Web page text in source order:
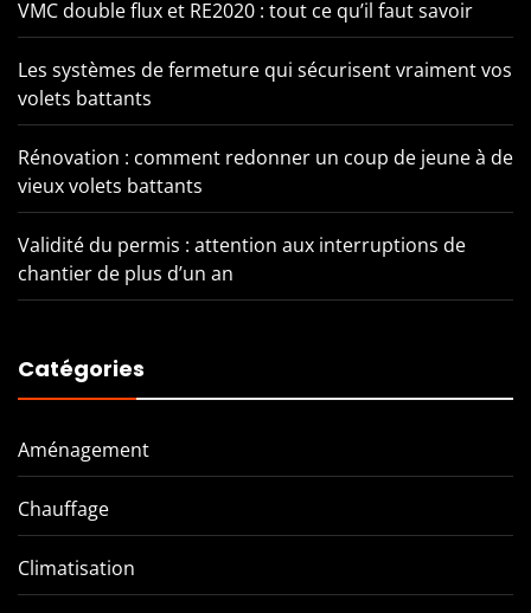
VMC double flux et RE2020 : tout ce qu’il faut savoir
Les systèmes de fermeture qui sécurisent vraiment vos
volets battants
Rénovation : comment redonner un coup de jeune à de
vieux volets battants
Validité du permis : attention aux interruptions de
chantier de plus d’un an
Catégories
Aménagement
Chauffage
Climatisation